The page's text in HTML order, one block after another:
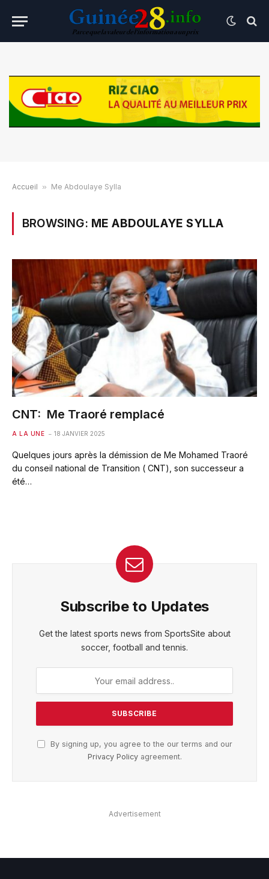
Accueil » Me Abdoulaye Sylla
BROWSING: ME ABDOULAYE SYLLA
CNT: Me Traoré remplacé
A LA UNE 18 JANVIER 2025
Quelques jours après la démission de Me Mohamed Traoré
du conseil national de Transition ( CNT), son successeur a
été…
Subscribe to Updates
Get the latest sports news from SportsSite about
soccer, football and tennis.
By signing up, you agree to the our terms and our
Privacy Policyagreement.
Advertisement